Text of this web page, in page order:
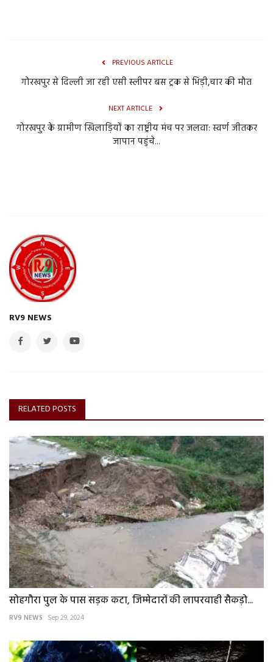
PREVIOUS ARTICLE
गोरखपुर से दिल्ली जा रही एसी स्लीपर बस ट्रक से भिड़ी,चार की मौत
NEXT ARTICLE
गोरखपुर के ग्रामीण खिलाड़ियों का राष्ट्रीय मंच पर जलवा: स्वर्ण जीतकर
जापान पहुंचे...
RV9 NEWS
RELATED POSTS
सोहगौरा पुल के पास सड़क कटा, जिम्मेदारों की लापरवाही सैकड़ो...
RV9 NEWS Sep 29, 2024